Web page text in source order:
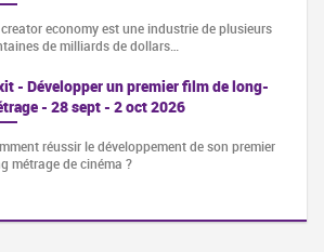
economy est une industrie de plusieurs
de milliards de dollars…
- Développer un premier film de long-
- 28 sept - 2 oct 2026
réussir le développement de son premier
métrage de cinéma ?